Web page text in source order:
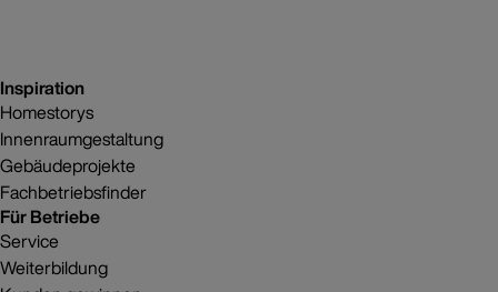
Inspiration
Homestorys
Innenraumgestaltung
Gebäudeprojekte
Fachbetriebsfinder
Für Betriebe
Service
Weiterbildung